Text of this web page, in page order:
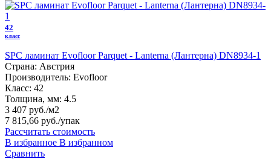
42
класс
SPC ламинат Evofloor Parquet - Lanterna (Лантерна) DN8934-1
Страна: Австрия
Производитель: Evofloor
Класс: 42
Толщина, мм: 4.5
3 407 руб./м2
7 815,66 руб./упак
Рассчитать стоимость
В избранное В избранном
Сравнить